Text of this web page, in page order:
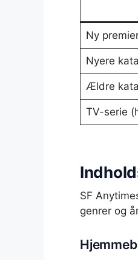
Ny
Nyere
Ældre
TV-serie
SF
genrer og